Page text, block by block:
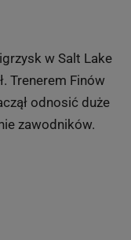
w Salt Lake
Trenerem Finów
odnosić duże
zawodników.